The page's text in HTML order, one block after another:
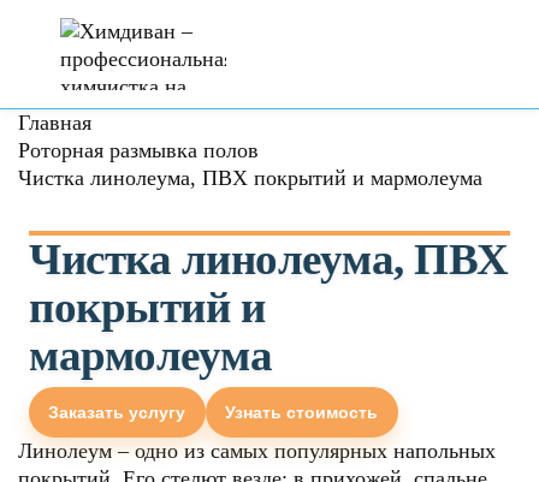
Главная
Роторная размывка полов
Чистка линолеума, ПВХ покрытий и мармолеума
Чистка линолеума, ПВХ
покрытий и
мармолеума
Заказать услугу Узнать стоимость
Линолеум – одно из самых популярных напольных